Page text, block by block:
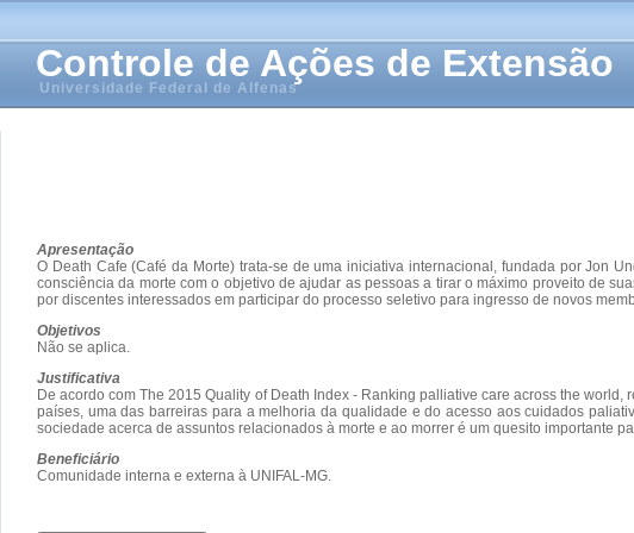
Controle de Ações de Extensão
Universidade Federal de Alfenas
Apresentação
O Death Cafe (Café da Morte) trata-se de uma iniciativa internacional, fundada por Jon
consciência da morte com o objetivo de ajudar as pessoas a tirar o máximo proveito de
por discentes interessados em participar do processo seletivo para ingresso de novos
Objetivos
Não se aplica.
Justificativa
De acordo com The 2015 Quality of Death Index - Ranking palliative care across the
países, uma das barreiras para a melhoria da qualidade e do acesso aos cuidados
sociedade acerca de assuntos relacionados à morte e ao morrer é um quesito importante
Beneficiário
Comunidade interna e externa à UNIFAL-MG.